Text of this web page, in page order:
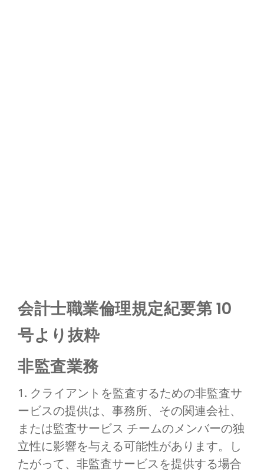
会計士職業倫理規定紀要第 10
号より抜粋
非監査業務
1. クライアントを監査するための非監査サ
ービスの提供は、事務所、その関連会社、
または監査サービス チームのメンバーの独
立性に影響を与える可能性があります。し
たがって、非監査サービスを提供する場合